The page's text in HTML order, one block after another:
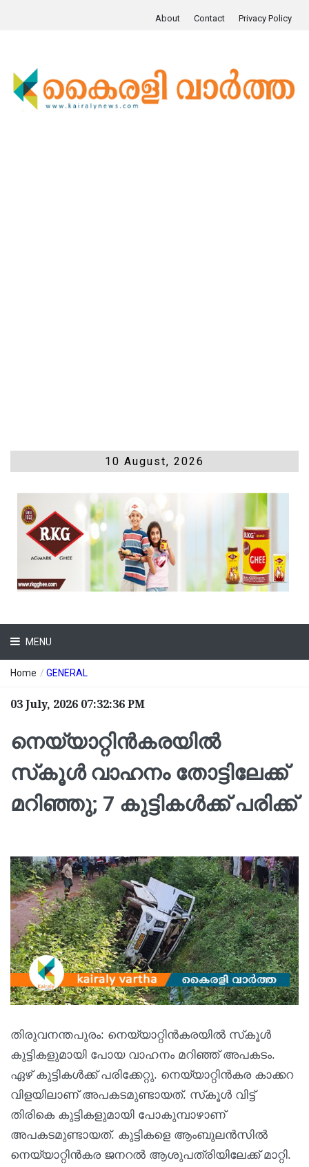
About Contact Privacy Policy
10 August, 2026
MENU
Home / GENERAL
03 July, 2026 07:32:36 PM
നെയ്യാറ്റിന്‍കരയില്‍
സ്‌കൂള്‍ വാഹനം തോട്ടിലേക്ക്
മറിഞ്ഞു; 7 കുട്ടികള്‍ക്ക് പരിക്ക്
തിരുവനന്തപുരം: നെയ്യാറ്റിന്‍കരയില്‍ സ്‌കൂള്‍
കുട്ടികളുമായി പോയ വാഹനം മറിഞ്ഞ് അപകടം.
ഏഴ് കുട്ടികള്‍ക്ക് പരിക്കേറ്റു. നെയ്യാറ്റിന്‍കര കാക്കറ
വിളയിലാണ് അപകടമുണ്ടായത്. സ്‌കൂള്‍ വിട്ട്
തിരികെ കുട്ടികളുമായി പോകുമ്പാഴാണ്
അപകടമുണ്ടായത്. കുട്ടികളെ ആംബുലന്‍സില്‍
നെയ്യാറ്റിന്‍കര ജനറല്‍ ആശുപത്രിയിലേക്ക് മാറ്റി.